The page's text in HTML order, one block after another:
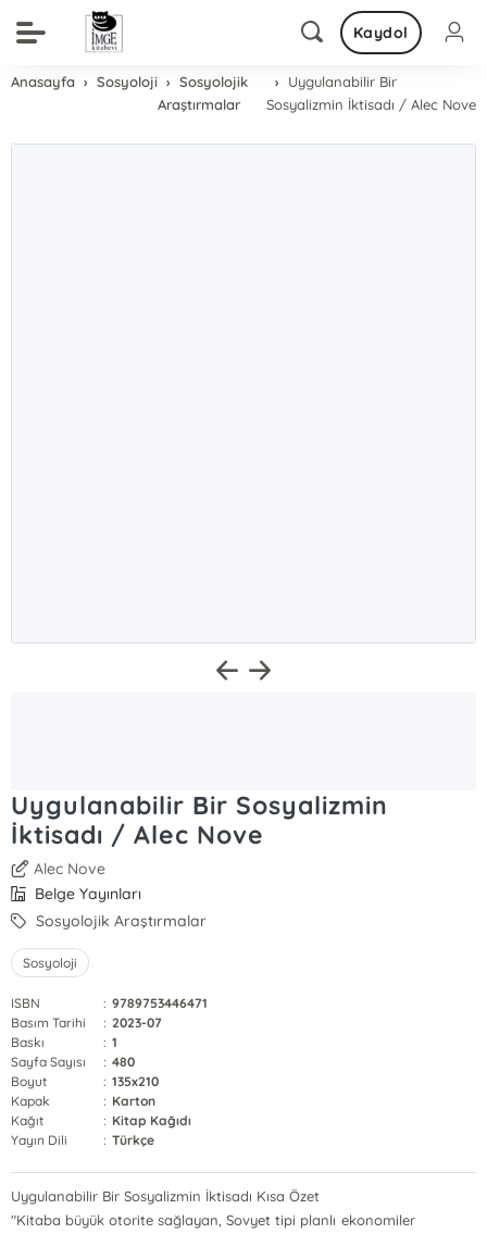
Kaydol
Anasayfa Sosyoloji
Sosyolojik
Araştırmalar
Uygulanabilir Bir
Sosyalizmin İktisadı / Alec Nove
Uygulanabilir Bir Sosyalizmin
İktisadı / Alec Nove
Alec Nove
Belge Yayınları
Sosyolojik Araştırmalar
Sosyoloji
ISBN : 9789753446471
Basım Tarihi
: 2023-07
Baskı
: 1
Sayfa Sayısı
: 480
Boyut
: 135x210
Kapak
: Karton
Kağıt
: Kitap Kağıdı
Yayın Dili
: Türkçe
Uygulanabilir Bir Sosyalizmin İktisadı Kısa Özet
"Kitaba büyük otorite sağlayan, Sovyet tipi planlı ekonomiler